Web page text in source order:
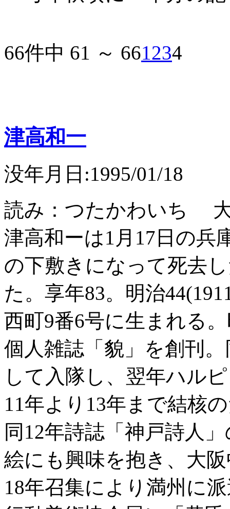
66件中 61 ～ 661234
津高和一
没年月日:1995/01/18
読み：つたかわいち 大
津高和ーは1月17日の兵
の下敷きになって死去
た。享年83。明治
西町9番6号に生まれる
個人雑誌「貌」を創刊
して入隊し、翌年ハル
11年より13年まで結核
同12年詩誌「神戸詩人
絵にも興味を抱き、大
18年召集により満州に